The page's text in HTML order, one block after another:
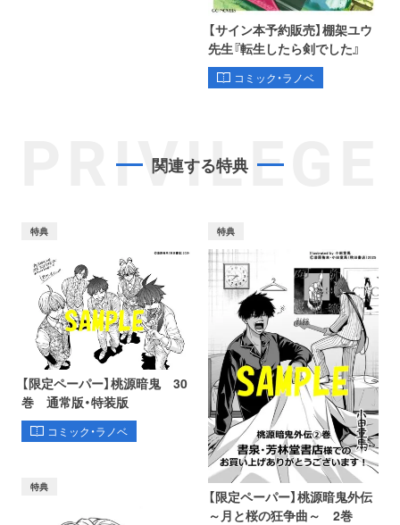
【サイン本予約販売】棚架ユウ
先生『転生したら剣でした』
コミック・ラノベ
PRIVILEGE
関連する特典
特典
【限定ペーパー】桃源暗鬼 30
巻 通常版・特装版
コミック・ラノベ
特典
【限定ペーパー】桃源暗鬼外伝
～月と桜の狂争曲～ 2巻
特典